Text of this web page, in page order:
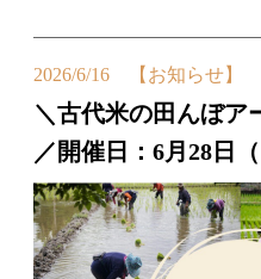
2026/6/16 【お知らせ】
＼古代米の田んぼア
／開催日：6月28日（